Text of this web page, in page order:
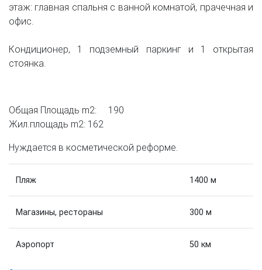
этаж: главная спальня с ванной комнатой, прачечная и
офис.
Кондиционер, 1 подземный паркинг и 1 открытая
стоянка.
Общая Площадь m2: 190
Жил.площадь m2: 162
Нуждается в косметической реформе.
Пляж 1400 м
Магазины, рестораны 300 м
Аэропорт 50 км